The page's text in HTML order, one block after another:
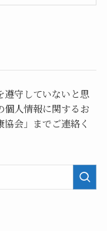
遵守していないと思
個人情報に関するお
会」までご連絡く